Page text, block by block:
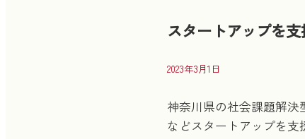
スタートアップを
2023年3月1日
神奈川県の社会課題解決
などスタートアップを支